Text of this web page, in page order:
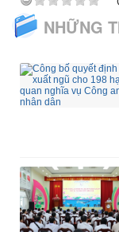
NHỮNG